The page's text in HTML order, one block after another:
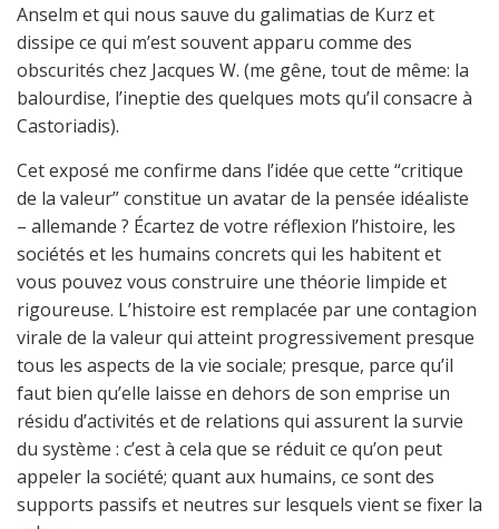
Anselm et qui nous sauve du galimatias de Kurz et
dissipe ce qui m’est souvent apparu comme des
obscurités chez Jacques W. (me gêne, tout de même: la
balourdise, l’ineptie des quelques mots qu’il consacre à
Castoriadis).
Cet exposé me confirme dans l’idée que cette “critique
de la valeur” constitue un avatar de la pensée idéaliste
– allemande ? Écartez de votre réflexion l’histoire, les
sociétés et les humains concrets qui les habitent et
vous pouvez vous construire une théorie limpide et
rigoureuse. L’histoire est remplacée par une contagion
virale de la valeur qui atteint progressivement presque
tous les aspects de la vie sociale; presque, parce qu’il
faut bien qu’elle laisse en dehors de son emprise un
résidu d’activités et de relations qui assurent la survie
du système : c’est à cela que se réduit ce qu’on peut
appeler la société; quant aux humains, ce sont des
supports passifs et neutres sur lesquels vient se fixer la